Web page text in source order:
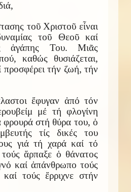
τοῦ Χριστοῦ εἶναι
τοῦ Θεοῦ καί
ἀγάπης Του. Μιᾶς
καθώς θυσιάζεται,
προσφέρει τήν ζωή, τήν
ἔφυγαν ἀπό τόν
μέ τή φλογίνη
φρουρά στή θύρα του, ὁ
τίς δικές του
γιά τή χαρά καί τό
ἅρπαξε ὁ θάνατος
καί ἀπάνθρωπο τούς
τούς ἔρριχνε στήν